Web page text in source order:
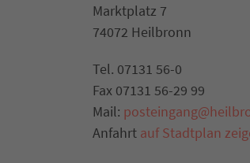
Marktplatz 7
74072 Heilbronn
Tel. 07131 56-0
Fax 07131 56-29 99
Mail:
Anfahrt auf Stadtplan